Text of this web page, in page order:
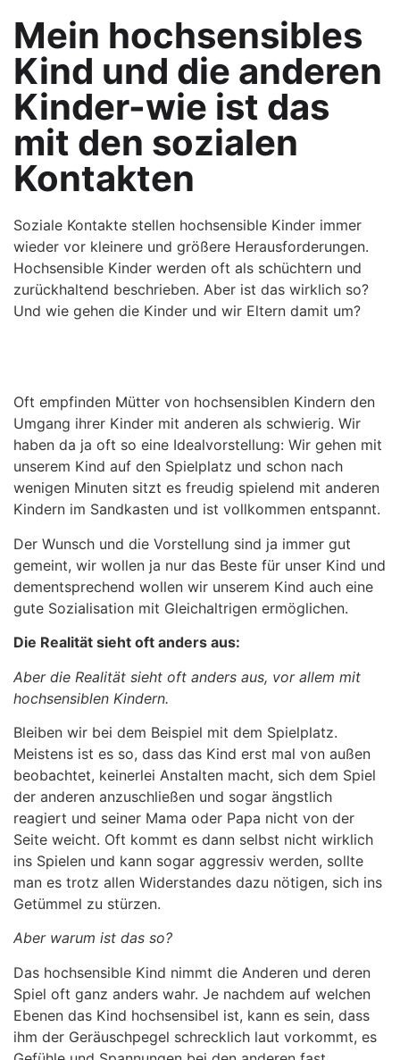
Mein hochsensibles
Kind und die anderen
Kinder-wie ist das
mit den sozialen
Kontakten
Soziale Kontakte stellen hochsensible Kinder immer
wieder vor kleinere und größere Herausforderungen.
Hochsensible Kinder werden oft als schüchtern und
zurückhaltend beschrieben. Aber ist das wirklich so?
Und wie gehen die Kinder und wir Eltern damit um?
Oft empfinden Mütter von hochsensiblen Kindern den
Umgang ihrer Kinder mit anderen als schwierig. Wir
haben da ja oft so eine Idealvorstellung: Wir gehen mit
unserem Kind auf den Spielplatz und schon nach
wenigen Minuten sitzt es freudig spielend mit anderen
Kindern im Sandkasten und ist vollkommen entspannt.
Der Wunsch und die Vorstellung sind ja immer gut
gemeint, wir wollen ja nur das Beste für unser Kind und
dementsprechend wollen wir unserem Kind auch eine
gute Sozialisation mit Gleichaltrigen ermöglichen.
Die Realität sieht oft anders aus:
Aber die Realität sieht oft anders aus, vor allem mit
hochsensiblen Kindern.
Bleiben wir bei dem Beispiel mit dem Spielplatz.
Meistens ist es so, dass das Kind erst mal von außen
beobachtet, keinerlei Anstalten macht, sich dem Spiel
der anderen anzuschließen und sogar ängstlich
reagiert und seiner Mama oder Papa nicht von der
Seite weicht. Oft kommt es dann selbst nicht wirklich
ins Spielen und kann sogar aggressiv werden, sollte
man es trotz allen Widerstandes dazu nötigen, sich ins
Getümmel zu stürzen.
Aber warum ist das so?
Das hochsensible Kind nimmt die Anderen und deren
Spiel oft ganz anders wahr. Je nachdem auf welchen
Ebenen das Kind hochsensibel ist, kann es sein, dass
ihm der Geräuschpegel schrecklich laut vorkommt, es